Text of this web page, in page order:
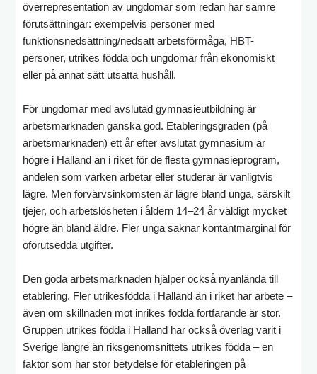
överrepresentation av ungdomar som redan har sämre
förutsättningar: exempelvis personer med
funktionsnedsättning/nedsatt arbetsförmåga, HBT-
personer, utrikes födda och ungdomar från ekonomiskt
eller på annat sätt utsatta hushåll.
För ungdomar med avslutad gymnasieutbildning är
arbetsmarknaden ganska god. Etableringsgraden (på
arbetsmarknaden) ett år efter avslutat gymnasium är
högre i Halland än i riket för de flesta gymnasieprogram,
andelen som varken arbetar eller studerar är vanligtvis
lägre. Men förvärvsinkomsten är lägre bland unga, särskilt
tjejer, och arbetslösheten i åldern 14–24 år väldigt mycket
högre än bland äldre. Fler unga saknar kontantmarginal för
oförutsedda utgifter.
Den goda arbetsmarknaden hjälper också nyanlända till
etablering. Fler utrikesfödda i Halland än i riket har arbete –
även om skillnaden mot inrikes födda fortfarande är stor.
Gruppen utrikes födda i Halland har också överlag varit i
Sverige längre än riksgenomsnittets utrikes födda – en
faktor som har stor betydelse för etableringen på